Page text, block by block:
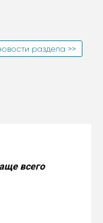
раздела >>
всего